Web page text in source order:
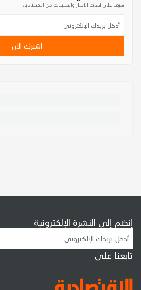
تعرف على أحدث الأخبار والتحليلات من الاقتصادية
اشترك الآن
إنضم إلى النشرة الإلكترونية
تابعنا على